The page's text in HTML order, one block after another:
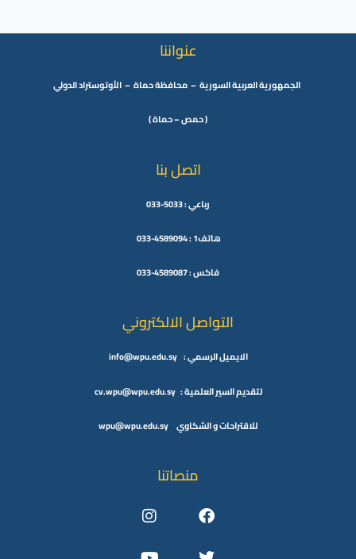
عنواننا
الجمهورية العربية السورية – محافظة حماة – الأوتوستراد الدولي
( حمص – حماة )
اتصل بنا
رباعي : 5033-033
هاتف1 : 4589094-033
فاكس : 4589087-033
التواصل الالكتروني
الايميل الرسمي : info@wpu.edu.sy
لتقديم السير العلمية : cv.wpu@wpu.edu.sy
للاقتراحات و الشكاوي wpu@wpu.edu.sy
منصاتنا
Facebook
Instagram Twitter
Youtube